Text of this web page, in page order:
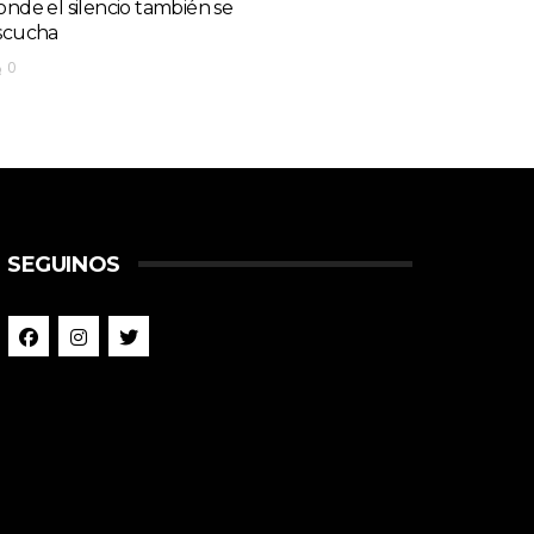
el silencio también se
0
SEGUINOS